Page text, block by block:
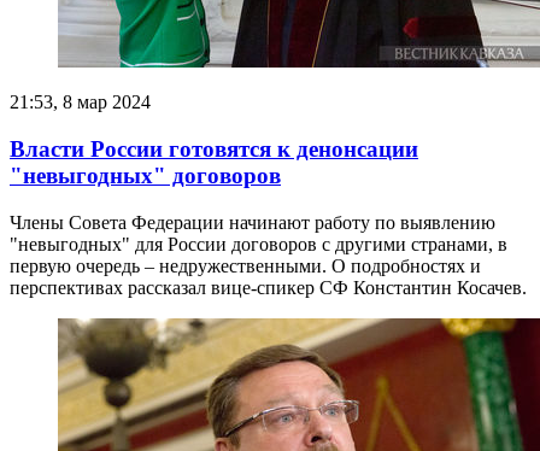
21:53, 8 мар 2024
Власти России готовятся к денонсации
"невыгодных" договоров
Члены Совета Федерации начинают работу по выявлению
"невыгодных" для России договоров с другими странами, в
первую очередь – недружественными. О подробностях и
перспективах рассказал вице-спикер СФ Константин Косачев.